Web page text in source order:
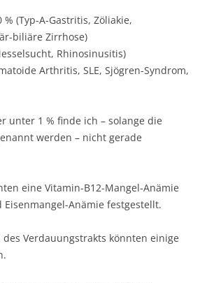
(Typ-A-Gastritis, Zöliakie,
biliäre Zirrhose)
Rhinosinusitis)
Arthritis, SLE, Sjögren-Syndrom,
unter 1 % finde ich – solange die
werden – nicht gerade
eine Vitamin-B12-Mangel-Anämie
Anämie festgestellt.
Verdauungstrakts könnten einige